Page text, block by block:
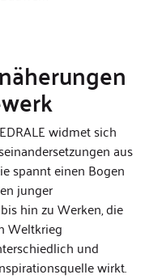
widmet sich
aus
spannt einen Bogen
junger
hin zu Werken, die
Weltkrieg
und
wirkt.